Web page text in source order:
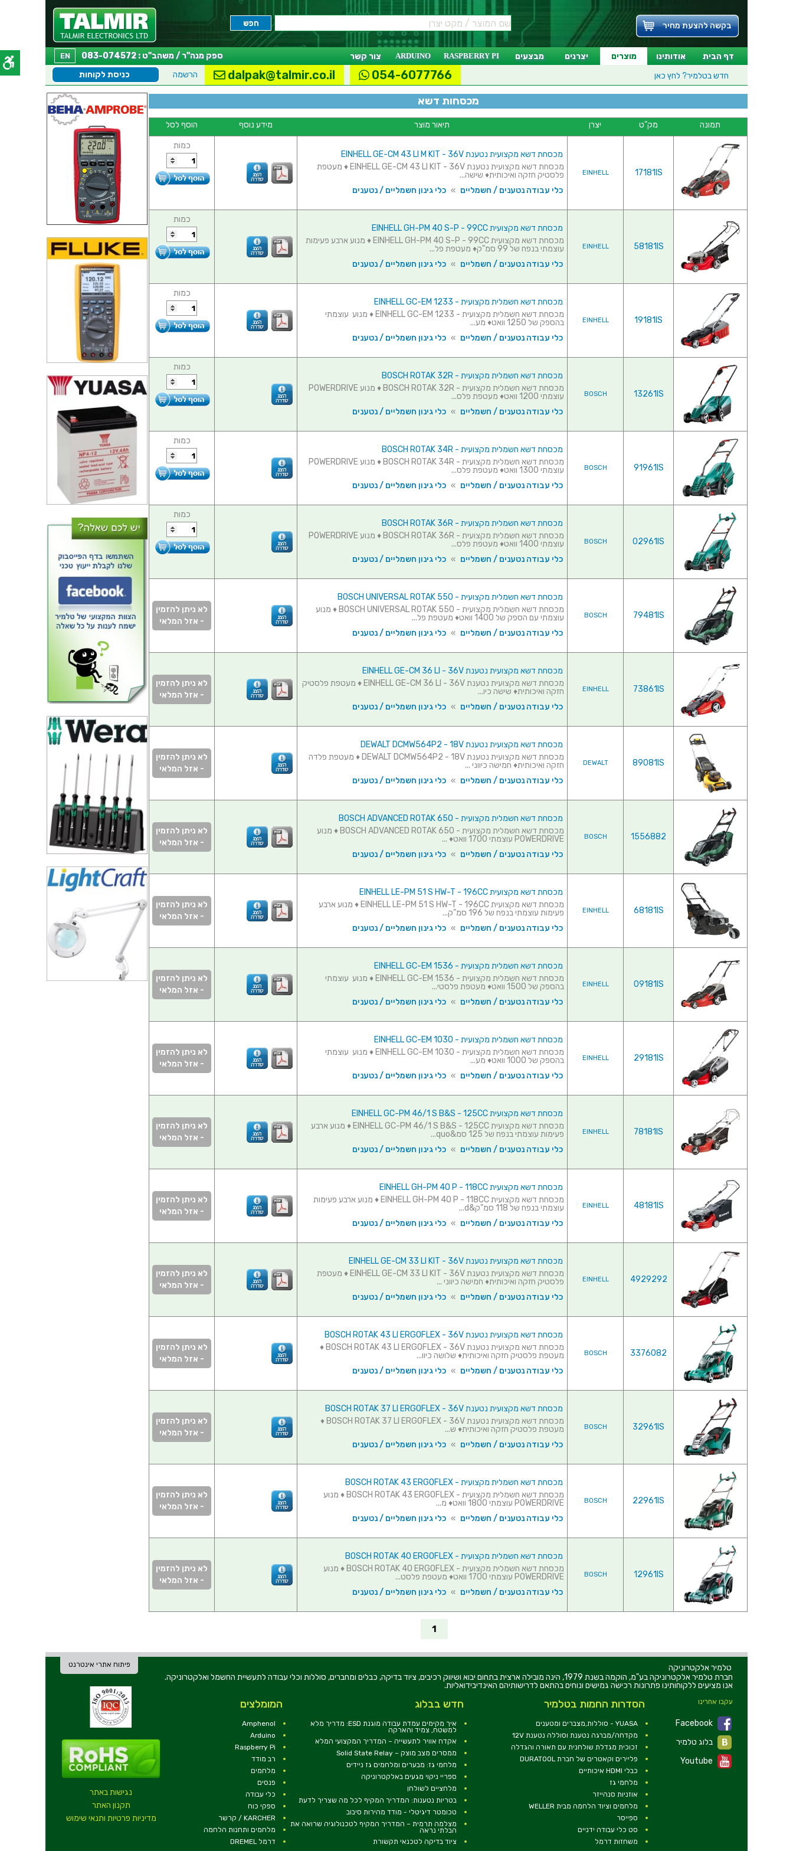
בקשה להצעת מחיר
דף הבית אודותינו מוצרים יצרנים מבצעים RASPBERRY PI
ARDUINO צור קשר EN
ספק מנה"ר / משהב"ט : 083-074572
חדש בטלמיר? לחץ כאן כניסת לקוחות הרשמה dalpak@talmir.co.il 054-6077766
מכסחות דשא
תמונה מק"ט יצרן תיאור מוצר מידע נוסף הוסף לסל
17181IS
EINHELL
מכסחת דשא מקצועית נטענת EINHELL GE-CM 43 LI M KIT - 36V
מכסחת דשא מקצועית נטענת EINHELL GE-CM 43 LI KIT - 36V ♦ מעטפת
פלסטיק חזקה ואיכותית♦ שישה...
כלי עבודה נטענים / חשמליים » כלי גינון חשמליים / נטענים
כמות
58181IS
EINHELL
מכסחת דשא מקצועית EINHELL GH-PM 40 S-P - 99CC
מכסחת דשא מקצועית EINHELL GH-PM 40 S-P - 99CC ♦ מנוע ארבע פעימות
עוצמתי בנפח של 99 סמ"ק♦ מעטפת פל...
כלי עבודה נטענים / חשמליים » כלי גינון חשמליים / נטענים
כמות
19181IS
EINHELL
מכסחת דשא חשמלית מקצועית - EINHELL GC-EM 1233
מכסחת דשא חשמלית מקצועית - EINHELL GC-EM 1233 ♦ מנוע עוצמתי
בהספק של 1250 וואט♦ מע...
כלי עבודה נטענים / חשמליים » כלי גינון חשמליים / נטענים
כמות
13261IS
BOSCH
מכסחת דשא חשמלית מקצועית - BOSCH ROTAK 32R
מכסחת דשא חשמלית מקצועית - BOSCH ROTAK 32R ♦ מנוע POWERDRIVE
עוצמתי 1200 וואט♦ מעטפת פלס...
כלי עבודה נטענים / חשמליים » כלי גינון חשמליים / נטענים
כמות
91961IS
BOSCH
מכסחת דשא חשמלית מקצועית - BOSCH ROTAK 34R
מכסחת דשא חשמלית מקצועית - BOSCH ROTAK 34R ♦ מנוע POWERDRIVE
עוצמתי 1300 וואט♦ מעטפת פלס...
כלי עבודה נטענים / חשמליים » כלי גינון חשמליים / נטענים
כמות
02961IS
BOSCH
מכסחת דשא חשמלית מקצועית - BOSCH ROTAK 36R
מכסחת דשא חשמלית מקצועית - BOSCH ROTAK 36R ♦ מנוע POWERDRIVE
עוצמתי 1400 וואט♦ מעטפת פלס...
כלי עבודה נטענים / חשמליים » כלי גינון חשמליים / נטענים
כמות
79481IS
BOSCH
מכסחת דשא חשמלית מקצועית - BOSCH UNIVERSAL ROTAK 550
מכסחת דשא חשמלית מקצועית - BOSCH UNIVERSAL ROTAK 550 ♦ מנוע
עוצמתי עם הספק של 1400 וואט♦ מעטפת פל...
כלי עבודה נטענים / חשמליים » כלי גינון חשמליים / נטענים
לא ניתן להזמין
- אזל המלאי
73861IS
EINHELL
מכסחת דשא מקצועית נטענת EINHELL GE-CM 36 LI - 36V
מכסחת דשא מקצועית נטענת EINHELL GE-CM 36 LI - 36V ♦ מעטפת פלסטיק
חזקה ואיכותית♦ שישה כיו...
כלי עבודה נטענים / חשמליים » כלי גינון חשמליים / נטענים
לא ניתן להזמין
- אזל המלאי
89081IS
DEWALT
מכסחת דשא מקצועית נטענת DEWALT DCMW564P2 - 18V
מכסחת דשא מקצועית נטענת DEWALT DCMW564P2 - 18V ♦ מעטפת פלדה
חזקה ואיכותית♦ חמישה כיווני ...
כלי עבודה נטענים / חשמליים » כלי גינון חשמליים / נטענים
לא ניתן להזמין
- אזל המלאי
1556882
BOSCH
מכסחת דשא חשמלית מקצועית - BOSCH ADVANCED ROTAK 650
מכסחת דשא חשמלית מקצועית - BOSCH ADVANCED ROTAK 650 ♦ מנוע
POWERDRIVE עוצמתי 1700 וואט♦ ...
כלי עבודה נטענים / חשמליים » כלי גינון חשמליים / נטענים
לא ניתן להזמין
- אזל המלאי
68181IS
EINHELL
מכסחת דשא מקצועית EINHELL LE-PM 51 S HW-T - 196CC
מכסחת דשא מקצועית EINHELL LE-PM 51 S HW-T - 196CC ♦ מנוע ארבע
פעימות עוצמתי בנפח של 196 סמ"ק...
כלי עבודה נטענים / חשמליים » כלי גינון חשמליים / נטענים
לא ניתן להזמין
- אזל המלאי
09181IS
EINHELL
מכסחת דשא חשמלית מקצועית - EINHELL GC-EM 1536
מכסחת דשא חשמלית מקצועית - EINHELL GC-EM 1536 ♦ מנוע עוצמתי
בהספק של 1500 וואט♦ מעטפת פלסטי...
כלי עבודה נטענים / חשמליים » כלי גינון חשמליים / נטענים
לא ניתן להזמין
- אזל המלאי
29181IS
EINHELL
מכסחת דשא חשמלית מקצועית - EINHELL GC-EM 1030
מכסחת דשא חשמלית מקצועית - EINHELL GC-EM 1030 ♦ מנוע עוצמתי
בהספק של 1000 וואט♦ מע...
כלי עבודה נטענים / חשמליים » כלי גינון חשמליים / נטענים
לא ניתן להזמין
- אזל המלאי
78181IS
EINHELL
מכסחת דשא מקצועית EINHELL GC-PM 46/1 S B&S - 125CC
מכסחת דשא מקצועית EINHELL GC-PM 46/1 S B&S - 125CC ♦ מנוע ארבע
פעימות עוצמתי בנפח של 125 סמ&quo...
כלי עבודה נטענים / חשמליים » כלי גינון חשמליים / נטענים
לא ניתן להזמין
- אזל המלאי
48181IS
EINHELL
מכסחת דשא מקצועית EINHELL GH-PM 40 P - 118CC
מכסחת דשא מקצועית EINHELL GH-PM 40 P - 118CC ♦ מנוע ארבע פעימות
עוצמתי בנפח של 118 סמ"ק&d...
כלי עבודה נטענים / חשמליים » כלי גינון חשמליים / נטענים
לא ניתן להזמין
- אזל המלאי
4929292
EINHELL
מכסחת דשא מקצועית נטענת EINHELL GE-CM 33 LI KIT - 36V
מכסחת דשא מקצועית נטענת EINHELL GE-CM 33 LI KIT - 36V ♦ מעטפת
פלסטיק חזקה ואיכותית♦ חמישה כיווני ...
כלי עבודה נטענים / חשמליים » כלי גינון חשמליים / נטענים
לא ניתן להזמין
- אזל המלאי
3376082
BOSCH
מכסחת דשא מקצועית נטענת BOSCH ROTAK 43 LI ERGOFLEX - 36V
מכסחת דשא מקצועית נטענת BOSCH ROTAK 43 LI ERGOFLEX - 36V ♦
מעטפת פלסטיק חזקה ואיכותית♦ שלושה כיוו...
כלי עבודה נטענים / חשמליים » כלי גינון חשמליים / נטענים
לא ניתן להזמין
- אזל המלאי
32961IS
BOSCH
מכסחת דשא מקצועית נטענת BOSCH ROTAK 37 LI ERGOFLEX - 36V
מכסחת דשא מקצועית נטענת BOSCH ROTAK 37 LI ERGOFLEX - 36V ♦
מעטפת פלסטיק חזקה ואיכותית♦ ש...
כלי עבודה נטענים / חשמליים » כלי גינון חשמליים / נטענים
לא ניתן להזמין
- אזל המלאי
22961IS
BOSCH
מכסחת דשא חשמלית מקצועית - BOSCH ROTAK 43 ERGOFLEX
מכסחת דשא חשמלית מקצועית - BOSCH ROTAK 43 ERGOFLEX ♦ מנוע
POWERDRIVE עוצמתי 1800 וואט♦ מ...
כלי עבודה נטענים / חשמליים » כלי גינון חשמליים / נטענים
לא ניתן להזמין
- אזל המלאי
12961IS
BOSCH
מכסחת דשא חשמלית מקצועית - BOSCH ROTAK 40 ERGOFLEX
מכסחת דשא חשמלית מקצועית - BOSCH ROTAK 40 ERGOFLEX ♦ מנוע
POWERDRIVE עוצמתי 1700 וואט♦ מעטפת פלסט...
כלי עבודה נטענים / חשמליים » כלי גינון חשמליים / נטענים
לא ניתן להזמין
- אזל המלאי
1
פיתוח אתרי אינטרנט
נגישות באתר
תקנון האתר
מדיניות פרטיות ותנאי שימוש
טלמיר אלקטרוניקה
חברת טלמיר אלקטרוניקה בע"מ, הוקמה בשנת 1979, הינה מובילה ארצית בתחום יבוא ושיווק רכיבים, ציוד בדיקה, כבלים ומחברים, סוללות וכלי עבודה לתעשיית החשמל ואלקטרוניקה.
אנו מציעים ללקוחותינו פתרונות רכישה גמישים ונוחים בהתאם לדרישותיהם האינדיבידואליות.
עקבו אחרינו
Facebook
Youtube
המומלצים
Amphenol
Arduino
Raspberry Pi
רב מודד
מלחמים
פנסים
כלי עבודה
ספקי כוח
KARCHER / קרשר
מלחמים ותחנות הלחמה
דרמל DREMEL
חדש בבלוג
איך מקימים עמדת עבודה מוגנת ESD: מדריך מלא
למשטח, צמיד והארקה
אקדח אוויר לתעשייה – המדריך המקצועי המלא
ממסרים מצב מוצק – Solid State Relay
מלחמי גז: מבערים ומלחמים גז ניידים
ספריי ניקוי מגעים באלקטרוניקה
מלחציים לשולחן
בטריות נטענות: המדריך המקיף לכל מה שצריך לדעת
טכומטר דיגיטלי - מודד מהירות סיבוב
מצלמה תרמית – המדריך המקיף לטכנולוגיה שרואה את
הבלתי נראה
ציוד בדיקה לטכנאי תקשורת
הסדרות החמות בטלמיר
YUASA - סוללות,מצברים ומטענים
מקדחה/מברגה נטענת וסוללה נטענת 12V
זכוכית מגדלת שולחנית עם תאורה והגדלה
פליירים וקאטרים של חברת DURATOOL
כבלי HDMI איכותיים
מלחמי גז
אוזניות סנהייזר
מלחמים וציוד הלחמה מבית WELLER
ספייסר
סט כלי עבודה ידניים
משחזות דרמל